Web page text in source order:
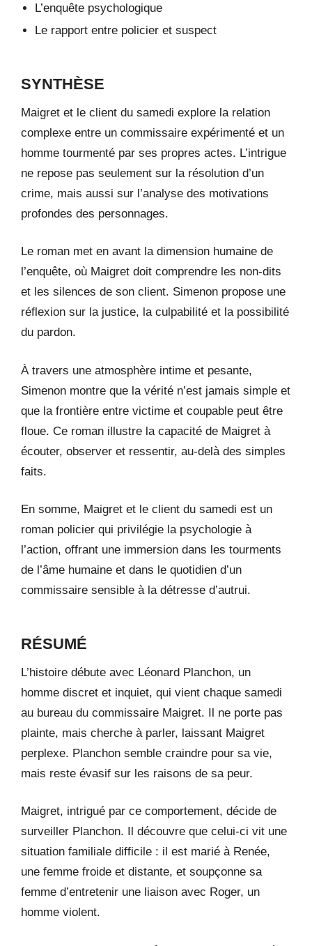
L’enquête psychologique
Le rapport entre policier et suspect
SYNTHÈSE
Maigret et le client du samedi explore la relation
complexe entre un commissaire expérimenté et un
homme tourmenté par ses propres actes. L’intrigue
ne repose pas seulement sur la résolution d’un
crime, mais aussi sur l’analyse des motivations
profondes des personnages.
Le roman met en avant la dimension humaine de
l’enquête, où Maigret doit comprendre les non-dits
et les silences de son client. Simenon propose une
réflexion sur la justice, la culpabilité et la possibilité
du pardon.
À travers une atmosphère intime et pesante,
Simenon montre que la vérité n’est jamais simple et
que la frontière entre victime et coupable peut être
floue. Ce roman illustre la capacité de Maigret à
écouter, observer et ressentir, au-delà des simples
faits.
En somme, Maigret et le client du samedi est un
roman policier qui privilégie la psychologie à
l’action, offrant une immersion dans les tourments
de l’âme humaine et dans le quotidien d’un
commissaire sensible à la détresse d’autrui.
RÉSUMÉ
L’histoire débute avec Léonard Planchon, un
homme discret et inquiet, qui vient chaque samedi
au bureau du commissaire Maigret. Il ne porte pas
plainte, mais cherche à parler, laissant Maigret
perplexe. Planchon semble craindre pour sa vie,
mais reste évasif sur les raisons de sa peur.
Maigret, intrigué par ce comportement, décide de
surveiller Planchon. Il découvre que celui-ci vit une
situation familiale difficile : il est marié à Renée,
une femme froide et distante, et soupçonne sa
femme d’entretenir une liaison avec Roger, un
homme violent.